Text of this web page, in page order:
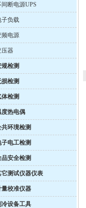
间断电源UPS
子负载
频电源
压器
规检测
损检测
体检测
度热电偶
共环境检测
子电工检测
品安全检测
它测试仪器仪表
量校准仪器
冷设备工具